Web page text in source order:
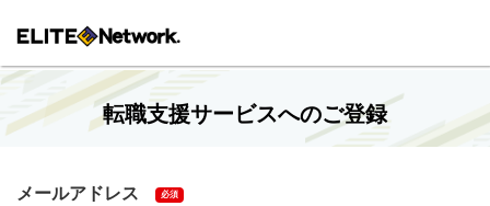
転職支援サービスへのご登録
メールアドレス